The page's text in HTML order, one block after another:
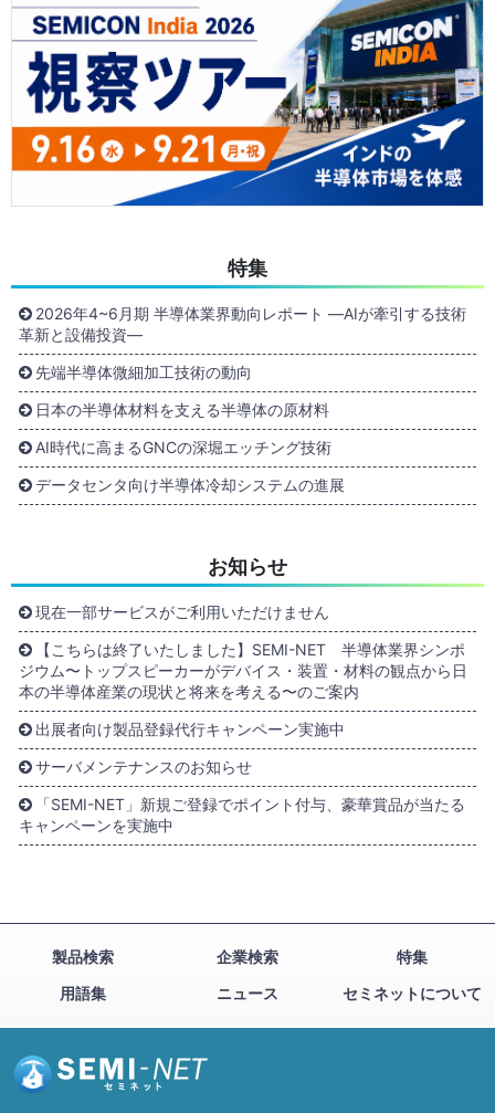
特集
2026年4~6月期 半導体業界動向レポート ―AIが牽引する技術
革新と設備投資―
先端半導体微細加工技術の動向
日本の半導体材料を支える半導体の原材料
AI時代に高まるGNCの深堀エッチング技術
データセンタ向け半導体冷却システムの進展
お知らせ
現在一部サービスがご利用いただけません
【こちらは終了いたしました】SEMI-NET 半導体業界シンポ
ジウム〜トップスピーカーがデバイス・装置・材料の観点から日
本の半導体産業の現状と将来を考える〜のご案内
出展者向け製品登録代行キャンペーン実施中
サーバメンテナンスのお知らせ
「SEMI-NET」新規ご登録でポイント付与、豪華賞品が当たる
キャンペーンを実施中
製品検索 企業検索
特集
用語集
ニュース セミネットについて